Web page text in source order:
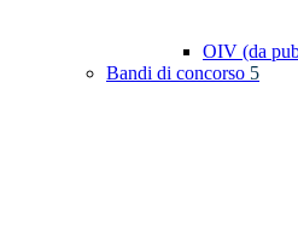
OIV (da
Bandi di concorso 5